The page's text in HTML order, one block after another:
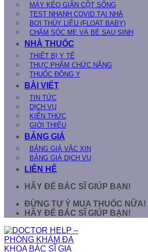
MÁY KÉO GIÃN CỘT SỐNG
TEST NHANH COVID TẠI NHÀ
BƠI THỦY LIỆU (FLOAT BABY)
CHĂM SÓC MẸ VÀ BÉ SAU SINH
NHÀ THUỐC
THIẾT BỊ Y TẾ
THỰC PHẨM CHỨC NĂNG
THUỐC ĐÔNG Y
BÀI VIẾT
TIN TỨC
DỊCH VỤ
KIẾN THỨC
GIỚI THIỆU
BẢNG GIÁ
BẢNG GIÁ VẮC XIN
BẢNG GIÁ DỊCH VỤ
LIÊN HỆ
HÃY ĐỂ BÁC SĨ GIÚP BẠN!
ĐỪNG TỰ Ý MUA THUỐC NỮA!
HÃY ĐỂ BÁC SĨ GIÚP BẠN!